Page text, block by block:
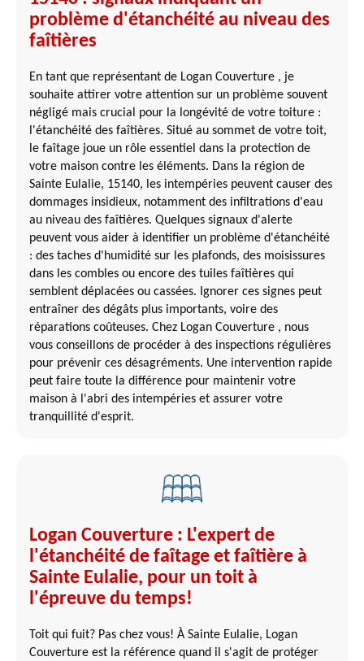
problème d'étanchéité au niveau des
faîtières
En tant que représentant de Logan Couverture , je
souhaite attirer votre attention sur un problème souvent
négligé mais crucial pour la longévité de votre toiture :
l'étanchéité des faîtières. Situé au sommet de votre toit,
le faîtage joue un rôle essentiel dans la protection de
votre maison contre les éléments. Dans la région de
Sainte Eulalie, 15140, les intempéries peuvent causer des
dommages insidieux, notamment des infiltrations d'eau
au niveau des faîtières. Quelques signaux d'alerte
peuvent vous aider à identifier un problème d'étanchéité
: des taches d'humidité sur les plafonds, des moisissures
dans les combles ou encore des tuiles faîtières qui
semblent déplacées ou cassées. Ignorer ces signes peut
entraîner des dégâts plus importants, voire des
réparations coûteuses. Chez Logan Couverture , nous
vous conseillons de procéder à des inspections régulières
pour prévenir ces désagréments. Une intervention rapide
peut faire toute la différence pour maintenir votre
maison à l'abri des intempéries et assurer votre
tranquillité d'esprit.
Logan Couverture : L'expert de
l'étanchéité de faîtage et faîtière à
Sainte Eulalie, pour un toit à
l'épreuve du temps!
Toit qui fuit? Pas chez vous! À Sainte Eulalie, Logan
Couverture est la référence quand il s'agit de protéger